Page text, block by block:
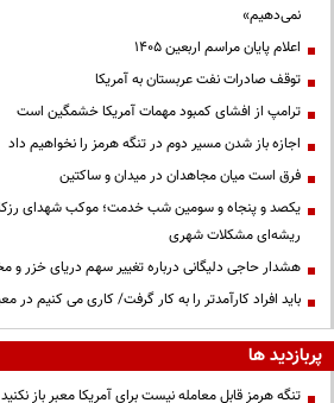
نمی‌دهیم»
اعلام پایان مراسم اربعین ۱۴۰۵
توقف صادرات نفت عربستان به آمریکا
ترامپ از افشای کمبود مهمات آمریکا خشمگین است
اجازه باز شدن مسیر دوم در تنگه هرمز را نخواهیم داد
فرق است میان مجاهدان در میدان و ساکتین
یکصد و پنجاه و سومین شب خدمت؛ موکب شهدای
ریشه‌ای مشکلات شهری
هشدار حاجی دلیگانی درباره تغییر سهم دریای خزر و
باید افراد کارآمدتر را به کار گرفت/ کاری می کنیم
پربازدید ها
تنگه هرمز قابل معامله نیست برای آمریکا معبر باز نکنید